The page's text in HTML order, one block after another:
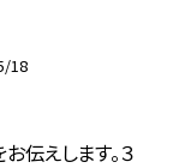
18
伝えします。３